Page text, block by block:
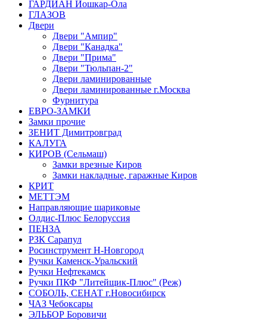
ГАРДИАН Йошкар-Ола
ГЛАЗОВ
Двери
Двери "Ампир"
Двери "Канадка"
Двери "Прима"
Двери "Тюльпан-2"
Двери ламинированные
Двери ламинированные г.Москва
Фурнитура
ЕВРО-ЗАМКИ
Замки прочие
ЗЕНИТ Димитровград
КАЛУГА
КИРОВ (Сельмаш)
Замки врезные Киров
Замки накладные, гаражные Киров
КРИТ
МЕТТЭМ
Направляющие шариковые
Олдис-Плюс Белоруссия
ПЕНЗА
РЗК Сарапул
Росинструмент Н-Новгород
Ручки Каменск-Уральский
Ручки Нефтекамск
Ручки ПКФ "Литейщик-Плюс" (Реж)
СОБОЛЬ, СЕНАТ г.Новосибирск
ЧАЗ Чебоксары
ЭЛЬБОР Боровичи